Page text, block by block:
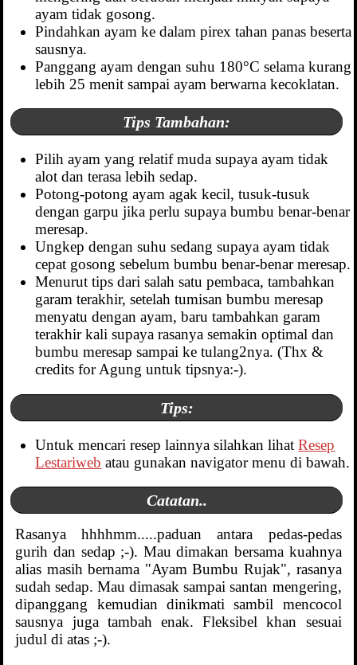
ayam tidak gosong.
Pindahkan ayam ke dalam pirex tahan panas beserta
sausnya.
Panggang ayam dengan suhu 180°C selama kurang
lebih 25 menit sampai ayam berwarna kecoklatan.
Tips Tambahan:
Pilih ayam yang relatif muda supaya ayam tidak
alot dan terasa lebih sedap.
Potong-potong ayam agak kecil, tusuk-tusuk
dengan garpu jika perlu supaya bumbu benar-benar
meresap.
Ungkep dengan suhu sedang supaya ayam tidak
cepat gosong sebelum bumbu benar-benar meresap.
Menurut tips dari salah satu pembaca, tambahkan
garam terakhir, setelah tumisan bumbu meresap
menyatu dengan ayam, baru tambahkan garam
terakhir kali supaya rasanya semakin optimal dan
bumbu meresap sampai ke tulang2nya. (Thx &
credits for Agung untuk tipsnya:-).
Tips:
Untuk mencari resep lainnya silahkan lihatResep
Lestariweb atau gunakan navigator menu di bawah.
Catatan..
Rasanya hhhhmm.....paduan antara pedas-pedas
gurih dan sedap ;-). Mau dimakan bersama kuahnya
alias masih bernama "Ayam Bumbu Rujak", rasanya
sudah sedap. Mau dimasak sampai santan mengering,
dipanggang kemudian dinikmati sambil mencocol
sausnya juga tambah enak. Fleksibel khan sesuai
judul di atas ;-).